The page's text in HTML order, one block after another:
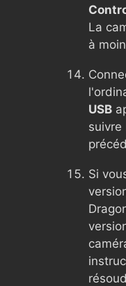
La
à
USB
suivre
Si